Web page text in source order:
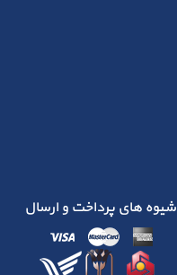
شیوه های پرداخت و ارسال